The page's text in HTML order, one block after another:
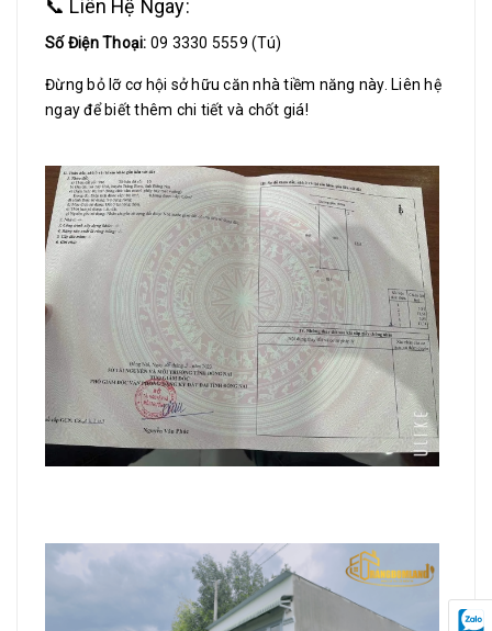
📞 Liên Hệ Ngay:
Số Điện Thoại: 09 3330 5559 (Tú)
Đừng bỏ lỡ cơ hội sở hữu căn nhà tiềm năng này. Liên hệ
ngay để biết thêm chi tiết và chốt giá!